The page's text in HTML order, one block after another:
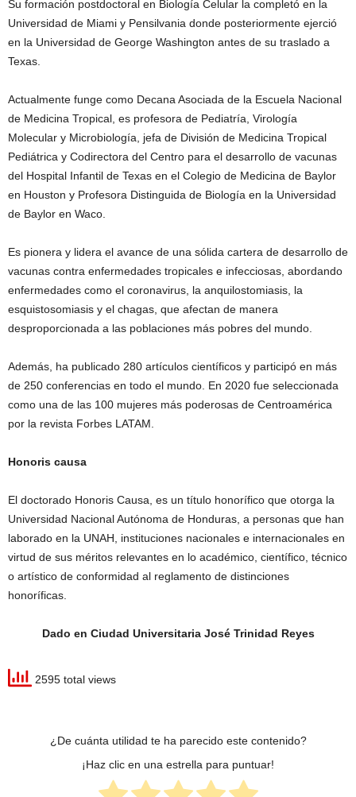
Su formación postdoctoral en Biología Celular la completó en la
Universidad de Miami y Pensilvania donde posteriormente ejerció
en la Universidad de George Washington antes de su traslado a
Texas.
Actualmente funge como Decana Asociada de la Escuela Nacional
de Medicina Tropical, es profesora de Pediatría, Virología
Molecular y Microbiología, jefa de División de Medicina Tropical
Pediátrica y Codirectora del Centro para el desarrollo de vacunas
del Hospital Infantil de Texas en el Colegio de Medicina de Baylor
en Houston y Profesora Distinguida de Biología en la Universidad
de Baylor en Waco.
Es pionera y lidera el avance de una sólida cartera de desarrollo de
vacunas contra enfermedades tropicales e infecciosas, abordando
enfermedades como el coronavirus, la anquilostomiasis, la
esquistosomiasis y el chagas, que afectan de manera
desproporcionada a las poblaciones más pobres del mundo.
Además, ha publicado 280 artículos científicos y participó en más
de 250 conferencias en todo el mundo. En 2020 fue seleccionada
como una de las 100 mujeres más poderosas de Centroamérica
por la revista Forbes LATAM.
Honoris causa
El doctorado Honoris Causa, es un título honorífico que otorga la
Universidad Nacional Autónoma de Honduras, a personas que han
laborado en la UNAH, instituciones nacionales e internacionales en
virtud de sus méritos relevantes en lo académico, científico, técnico
o artístico de conformidad al reglamento de distinciones
honoríficas.
Dado en Ciudad Universitaria José Trinidad Reyes
2595 total views
¿De cuánta utilidad te ha parecido este contenido?
¡Haz clic en una estrella para puntuar!